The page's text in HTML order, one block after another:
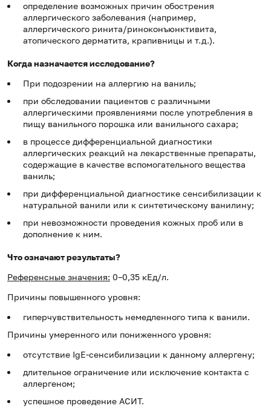
определение возможных причин обострения
аллергического заболевания (например,
аллергического ринита/риноконъюнктивита,
атопического дерматита, крапивницы и т.д.).
Когда назначается исследование?
При подозрении на аллергию на ваниль;
при обследовании пациентов с различными
аллергическими проявлениями после употребления в
пищу ванильного порошка или ванильного сахара;
в процессе дифференциальной диагностики
аллергических реакций на лекарственные препараты,
содержащие в качестве вспомогательного вещества
ваниль;
при дифференциальной диагностике сенсибилизации к
натуральной ванили или к синтетическому ванилину;
при невозможности проведения кожных проб или в
дополнение к ним.
Что означают результаты?
Референсные значения: 0–0,35 кЕд/л.
Причины повышенного уровня:
гиперчувствительность немедленного типа к ванили.
Причины умеренного или пониженного уровня:
отсутствие IgE-сенсибилизации к данному аллергену;
длительное ограничение или исключение контакта с
аллергеном;
успешное проведение АСИТ.